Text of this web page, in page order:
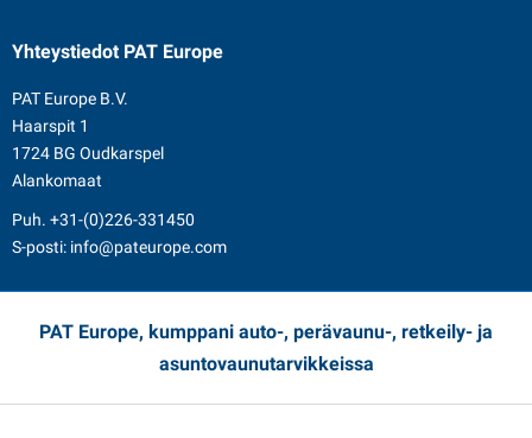
YhteystiedotPAT Europe
PAT Europe B.V.
Haarspit 1
1724 BG Oudkarspel
Alankomaat
Puh. +31-(0)226-331450
S-posti: info@pateurope.com
PAT Europe, kumppani auto-, perävaunu-, retkeily- ja
asuntovaunutarvikkeissa